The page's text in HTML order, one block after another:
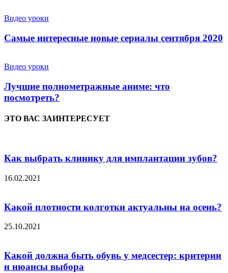
Видео уроки
Самые интересные новые сериалы сентября 2020
Видео уроки
Лучшие полнометражные аниме: что
посмотреть?
ЭТО ВАС ЗАИНТЕРЕСУЕТ
Как выбрать клинику для имплантации зубов?
16.02.2021
Какой плотности колготки актуальны на осень?
25.10.2021
Какой должна быть обувь у медсестер: критерии
и нюансы выбора